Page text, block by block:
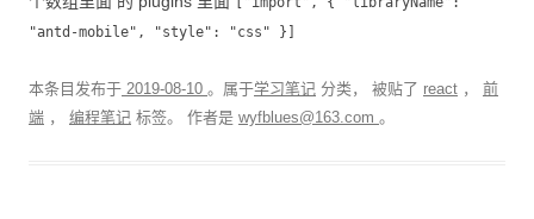
"antd-mobile", "style": "css" }]
本条目发布于 2019-08-10 。属于学习笔记 分类， 被贴了 react ， 前
端 ， 编程笔记 标签。 作者是 wyfblues@163.com 。